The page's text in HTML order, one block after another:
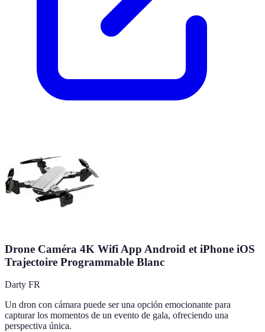
Drone Caméra 4K Wifi App Android et iPhone iOS
Trajectoire Programmable Blanc
Darty FR
Un dron con cámara puede ser una opción emocionante para
capturar los momentos de un evento de gala, ofreciendo una
perspectiva única.